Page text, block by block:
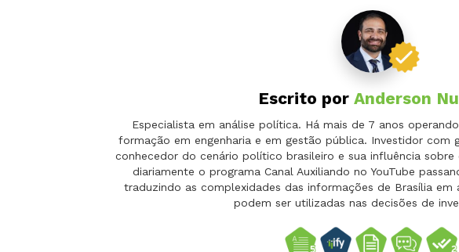
Escrito por Anderson
Especialista em análise política. Há mais de 7 anos
formação em engenharia e em gestão pública. Investidor com
conhecedor do cenário político brasileiro e sua influência
diariamente o programa Canal Auxiliando no YouTube
traduzindo as complexidades das informações de Brasília em
podem ser utilizadas nas decisões de